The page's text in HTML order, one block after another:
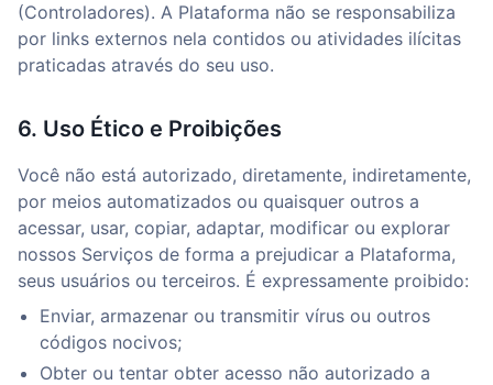
(Controladores). A Plataforma não se responsabiliza
por links externos nela contidos ou atividades ilícitas
praticadas através do seu uso.
6. Uso Ético e Proibições
Você não está autorizado, diretamente, indiretamente,
por meios automatizados ou quaisquer outros a
acessar, usar, copiar, adaptar, modificar ou explorar
nossos Serviços de forma a prejudicar a Plataforma,
seus usuários ou terceiros. É expressamente proibido:
Enviar, armazenar ou transmitir vírus ou outros
códigos nocivos;
Obter ou tentar obter acesso não autorizado a